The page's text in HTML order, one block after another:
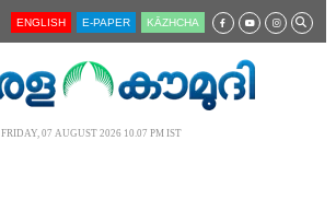
ENGLISH E-PAPER KĀZHCHA
FRIDAY, 07 AUGUST 2026 10.07 PM IST